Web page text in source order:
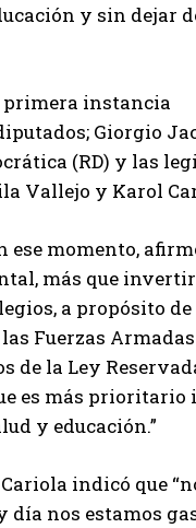
y sin dejar
instancia
Giorgio
(RD) y las
Vallejo y Karol
ese momento,
más que
a propósito de
Fuerzas
de la Ley
es más
y educación.”
indicó que
día nos estamos